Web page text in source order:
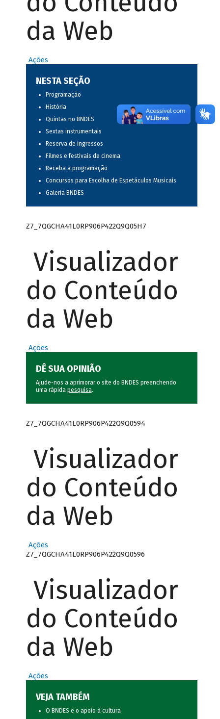
da Web
Ações
NESTA SEÇÃO
Programação
História
Quintas no BNDES
Sextas instrumentais
Reserva de ingressos
Filmes e festivais de cinema
Receba a programação
Concursos para Escolha de Espetáculos Musicais
Galeria BNDES
Z7_7QGCHA41L0RP906P422Q9Q05H7
Visualizador
do Conteúdo
da Web
Ações
DÊ SUA OPINIÃO
Ajude-nos a aprimorar o site do BNDES preenchendo
uma rápida pesquisa.
Z7_7QGCHA41L0RP906P422Q9Q0594
Visualizador
do Conteúdo
da Web
Ações
Z7_7QGCHA41L0RP906P422Q9Q0596
Visualizador
do Conteúdo
da Web
Ações
VEJA TAMBÉM
O BNDES e o apoio à cultura